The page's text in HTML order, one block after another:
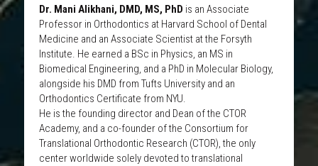
Dr. Mani Alikhani, DMD, MS, PhD is an Associate
Professor in Orthodontics at Harvard School of Dental
Medicine and an Associate Scientist at the Forsyth
Institute. He earned a BSc in Physics, an MS in
Biomedical Engineering, and a PhD in Molecular Biology,
alongside his DMD from Tufts University and an
Orthodontics Certificate from NYU.
He is the founding director and Dean of the CTOR
Academy, and a co-founder of the Consortium for
Translational Orthodontic Research (CTOR), the only
center worldwide solely devoted to translational